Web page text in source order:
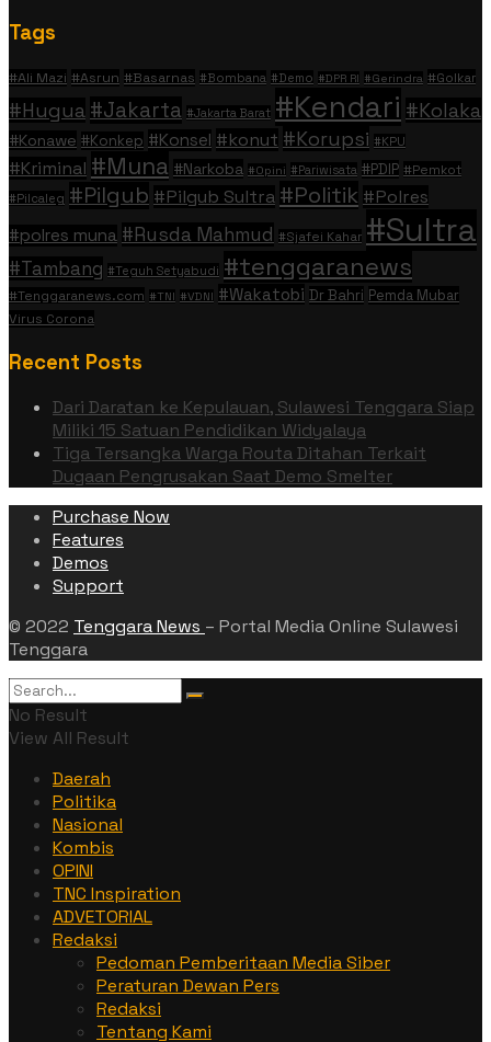
Tags
#Ali Mazi #Asrun #Basarnas #Bombana #Demo #DPR RI #Gerindra #Golkar
#Hugua #Jakarta #Jakarta Barat #Kendari #Kolaka
#Konawe #Konkep #Konsel #konut #Korupsi #KPU
#Kriminal #Muna #Narkoba #Opini #Pariwisata #PDIP #Pemkot
#Pilcaleg #Pilgub #Pilgub Sultra #Politik #Polres
#polres muna #Rusda Mahmud #Sjafei Kahar #Sultra
#Tambang #Teguh Setyabudi #tenggaranews
#Tenggaranews.com #TNI #VDNI #Wakatobi Dr Bahri Pemda Mubar
Virus Corona
Recent Posts
Dari Daratan ke Kepulauan, Sulawesi Tenggara Siap
Miliki 15 Satuan Pendidikan Widyalaya
Tiga Tersangka Warga Routa Ditahan Terkait
Dugaan Pengrusakan Saat Demo Smelter
Purchase Now
Features
Demos
Support
© 2022 Tenggara News – Portal Media Online Sulawesi
Tenggara
No Result
View All Result
Daerah
Politika
Nasional
Kombis
OPINI
TNC Inspiration
ADVETORIAL
Redaksi
Pedoman Pemberitaan Media Siber
Peraturan Dewan Pers
Redaksi
Tentang Kami